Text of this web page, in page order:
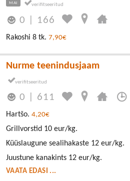
MAI
0 166
Rakoshi 8 tk. 7,90€
Nurme teenindusjaam
0 611
Hartšo. 4,20€
Grillvorstid 10 eur/kg.
Küüslaugune sealihakaste 12 eur/kg.
Juustune kanakints 12 eur/kg.
VAATA EDASI ...